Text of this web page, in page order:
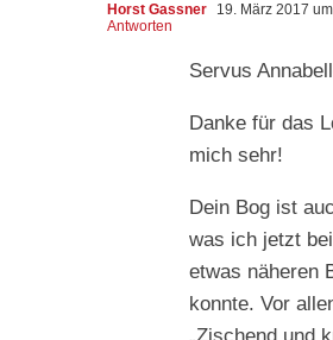
Horst Gassner 19. März 2017
Antworten
Servus
Danke für das
mich sehr!
Dein Bog ist
was ich jetzt
etwas näheren
konnte. Vor